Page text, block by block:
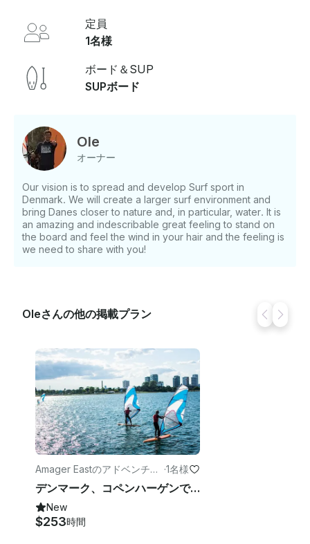
明な点がございましたら、お支払い前にGetMyBoatのメ
ッセージングプラットフォームを通じて回答できます。
「予約をリクエスト」をクリックして、カスタムオファ
定員
1名様
ボード＆SUP
SUPボード
Ole
オーナー
Our vision is to spread and develop Surf sport in
Denmark. We will create a larger surf environment and
bring Danes closer to nature and, in particular, water. It is
an amazing and indescribable great feeling to stand on
the board and feel the wind in your hair and the feeling is
we need to share with you!
Oleさんの他の掲載プラン
Amager Eastのアドベンチャ
ー
·1名様
デンマーク、コペンハーゲンでのウィンドサーフィンレッスン
New
$253時間